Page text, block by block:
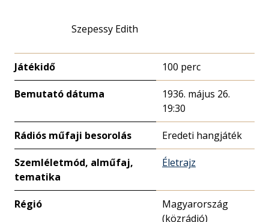
Szepessy Edith
Játékidő 100 perc
Bemutató dátuma
1936. május 26.
19:30
Rádiós műfaji besorolás Eredeti hangjáték
Szemléletmód, alműfaj,
tematika
Életrajz
Régió
Magyarország
(közrádió)